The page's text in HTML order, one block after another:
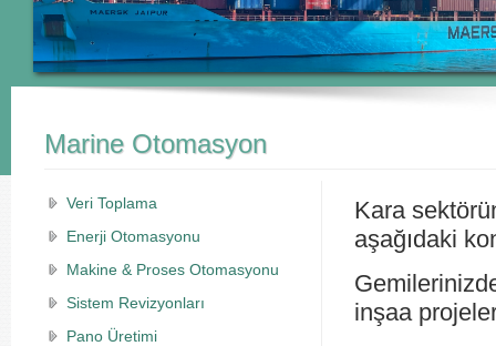
Marine Otomasyon
Veri Toplama
Enerji Otomasyonu
Makine & Proses Otomasyonu
Sistem Revizyonları
Pano Üretimi
Kara
aşağıdaki
inşaa